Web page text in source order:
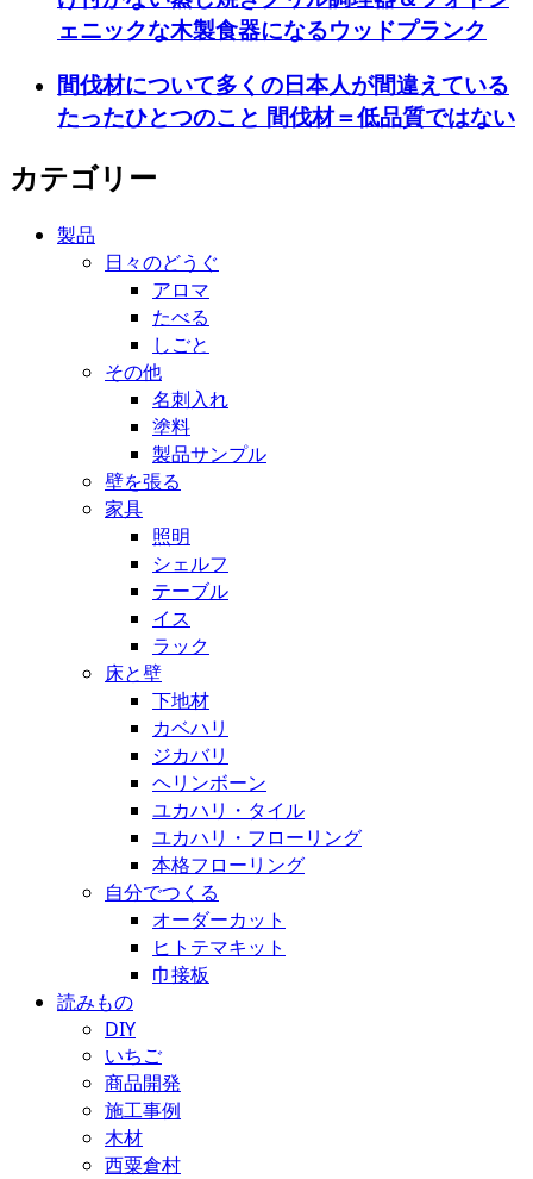
ェニックな木製食器になるウッドプランク
間伐材について多くの日本人が間違えている
たったひとつのこと 間伐材＝低品質ではない
カテゴリー
製品
日々のどうぐ
アロマ
たべる
しごと
その他
名刺入れ
塗料
製品サンプル
壁を張る
家具
照明
シェルフ
テーブル
イス
ラック
床と壁
下地材
カベハリ
ジカバリ
ヘリンボーン
ユカハリ・タイル
ユカハリ・フローリング
本格フローリング
自分でつくる
オーダーカット
ヒトテマキット
巾接板
読みもの
DIY
いちご
商品開発
施工事例
木材
西粟倉村